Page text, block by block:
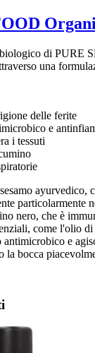
di PURE
una
delle ferite
e
i tessuti
ayurvedico,
particolarmente
nero, che è
come l'olio
antimicrobico e
la bocca